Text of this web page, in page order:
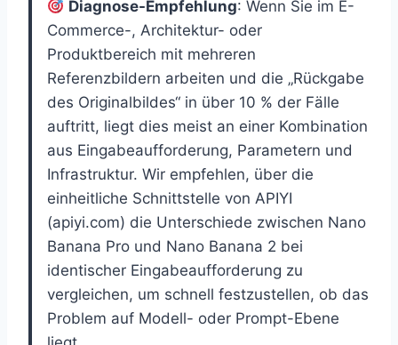
Diagnose-Empfehlung: Wenn Sie im E-
Commerce-, Architektur- oder
Produktbereich mit mehreren
Referenzbildern arbeiten und die „Rückgabe
des Originalbildes“ in über 10 % der Fälle
auftritt, liegt dies meist an einer Kombination
aus Eingabeaufforderung, Parametern und
Infrastruktur. Wir empfehlen, über die
einheitliche Schnittstelle von APIYI
(apiyi.com) die Unterschiede zwischen Nano
Banana Pro und Nano Banana 2 bei
identischer Eingabeaufforderung zu
vergleichen, um schnell festzustellen, ob das
Problem auf Modell- oder Prompt-Ebene